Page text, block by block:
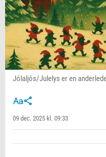
Jólaljós/Julelys er en
09 dec. 2025 kl. 09:33